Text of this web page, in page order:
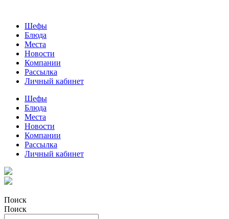
Шефы
Блюда
Места
Новости
Компании
Рассылка
Личный кабинет
Шефы
Блюда
Места
Новости
Компании
Рассылка
Личный кабинет
Поиск
Поиск